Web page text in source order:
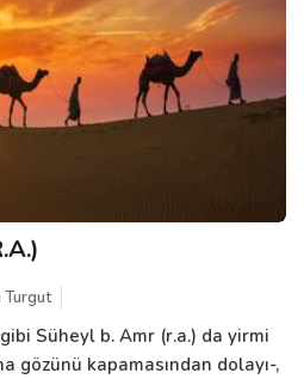
Turgut
Süheyl b. Amr (r.a.) da yirmi
gözünü kapamasından dolayı-,